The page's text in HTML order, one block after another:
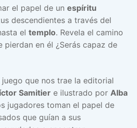
el papel de un espíritu
descendientes a través del
el templo. Revela el camino
pierdan en él ¿Serás capaz de
que nos trae la editorial
Samitier e ilustrado por Alba
jugadores toman el papel de
que guían a sus